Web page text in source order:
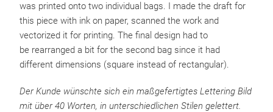
was printed onto two individual bags. I made the draft for
this piece with ink on paper, scanned the work and
vectorized it for printing. The final design had to
be rearranged a bit for the second bag since it had
different dimensions (square instead of rectangular).
Der Kunde wünschte sich ein maßgefertigtes Lettering Bild
mit über 40 Worten, in unterschiedlichen Stilen gelettert.